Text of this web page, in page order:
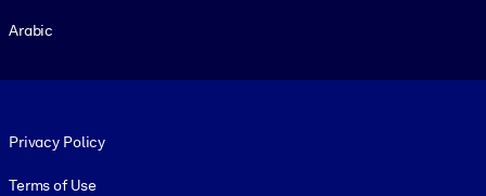
Arabic
Privacy Policy
Terms of Use